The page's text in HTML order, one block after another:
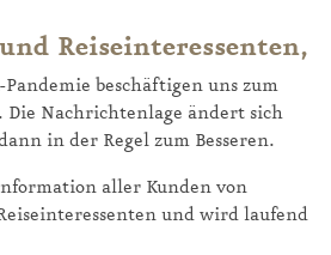
Reiseinteressenten,
beschäftigen uns zum
Die Nachrichtenlage ändert sich
in der Regel zum Besseren.
aller Kunden von
und wird laufend